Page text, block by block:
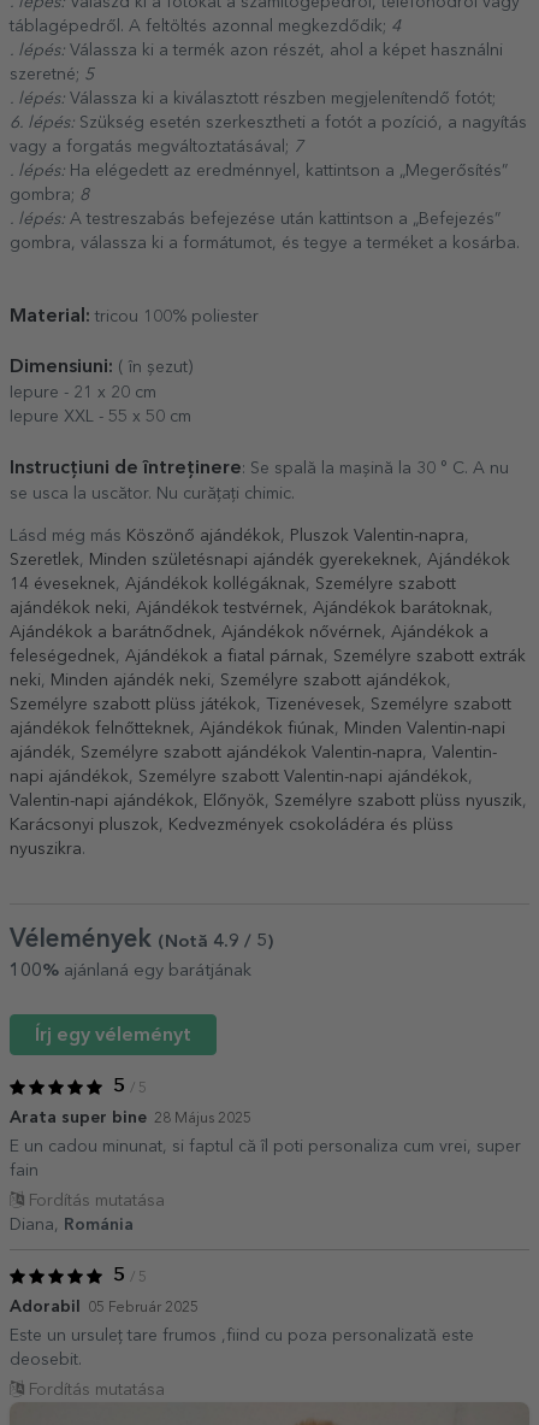
táblagépedről. A feltöltés azonnal megkezdődik; 4
. lépés: Válassza ki a termék azon részét, ahol a képet használni
szeretné; 5
. lépés: Válassza ki a kiválasztott részben megjelenítendő fotót;
6. lépés: Szükség esetén szerkesztheti a fotót a pozíció, a nagyítás
vagy a forgatás megváltoztatásával; 7
. lépés: Ha elégedett az eredménnyel, kattintson a „Megerősítés”
gombra; 8
. lépés: A testreszabás befejezése után kattintson a „Befejezés”
gombra, válassza ki a formátumot, és tegye a terméket a kosárba.
Material: tricou 100% poliester
Dimensiuni: ( în șezut)
Iepure - 21 x 20 cm
Iepure XXL - 55 x 50 cm
Instrucțiuni de întreținere: Se spală la mașină la 30 ° C. A nu
se usca la uscător. Nu curățați chimic.
Lásd még más Köszönő ajándékok Pluszok Valentin-napra
Szeretlek
Minden születésnapi ajándék gyerekeknek
Ajándékok
14 éveseknek
Ajándékok kollégáknak
Személyre szabott
ajándékok neki
Ajándékok testvérnek Ajándékok barátoknak
Ajándékok a barátnődnek
Ajándékok nővérnek
Ajándékok a
feleségednek
Ajándékok a fiatal párnak
Személyre szabott extrák
neki
Minden ajándék neki Személyre szabott ajándékok
Személyre szabott plüss játékok
Tizenévesek
Személyre szabott
ajándékok felnőtteknek
Ajándékok fiúnak
Minden Valentin-napi
ajándék
Személyre szabott ajándékok Valentin-napra
Valentin-
napi ajándékok
Személyre szabott Valentin-napi ajándékok
Valentin-napi ajándékok
Előnyök Személyre szabott plüss nyuszik
Karácsonyi pluszok
Kedvezmények csokoládéra és plüss
nyuszikra.
Vélemények (Notă 4.9 / 5)
100% ajánlaná egy barátjának
Írj egy véleményt
5 / 5
Arata super bine 28 Május 2025
E un cadou minunat, si faptul că îl poti personaliza cum vrei, super
fain
Fordítás mutatása
Diana,
Románia
5 / 5
Adorabil 05 Február 2025
Este un ursuleț tare frumos ,fiind cu poza personalizată este
deosebit.
Fordítás mutatása